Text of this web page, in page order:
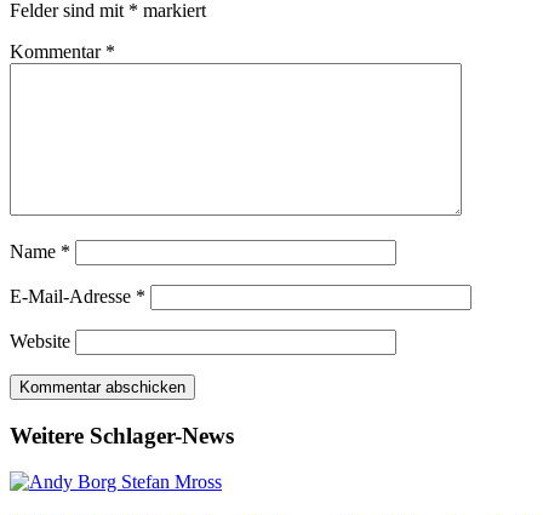
Felder sind mit * markiert
Kommentar *
Name *
E-Mail-Adresse *
Website
Weitere Schlager-News